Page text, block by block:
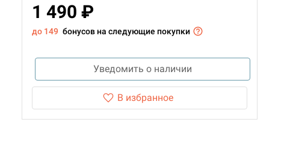
1 490 ₽
до 149 бонусов на следующие покупки
Уведомить о наличии
В избранное